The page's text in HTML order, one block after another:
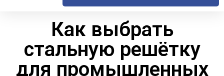
Как выбрать
стальную решётку
для промышленных